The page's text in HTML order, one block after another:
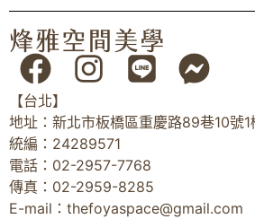
【台北】
地址：新北市板橋區重慶路89巷10號1
統編：24289571
電話：02-2957-7768
傳真：02-2959-8285
E-mail： thefoyaspace@gmail.com